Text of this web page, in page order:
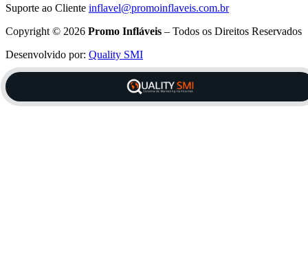
Suporte ao Cliente inflavel@promoinflaveis.com.br
Copyright © 2026 Promo Infláveis – Todos os Direitos Reservados
Desenvolvido por: Quality SMI